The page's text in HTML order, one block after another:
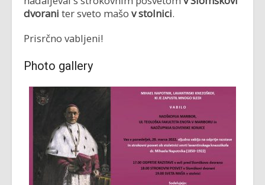
dvorani ter sveto mašo v stolnici.
Prisrčno vabljeni!
Photo gallery